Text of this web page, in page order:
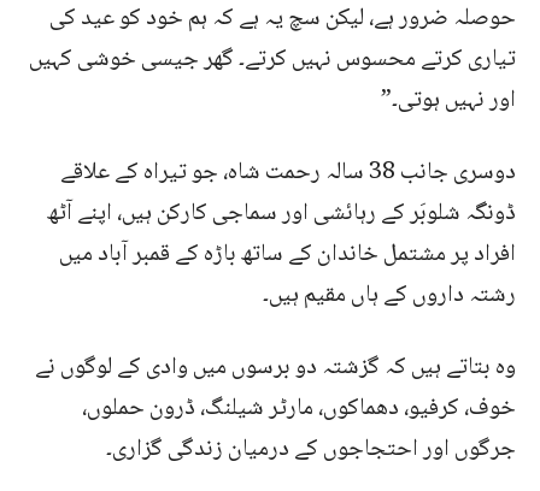
حوصلہ ضرور ہے، لیکن سچ یہ ہے کہ ہم خود کو عید کی
تیاری کرتے محسوس نہیں کرتے۔ گھر جیسی خوشی کہیں
اور نہیں ہوتی۔”
دوسری جانب 38 سالہ رحمت شاہ، جو تیراہ کے علاقے
ڈونگہ شلوبَر کے رہائشی اور سماجی کارکن ہیں، اپنے آٹھ
افراد پر مشتمل خاندان کے ساتھ باڑہ کے قمبر آباد میں
رشتہ داروں کے ہاں مقیم ہیں۔
وہ بتاتے ہیں کہ گزشتہ دو برسوں میں وادی کے لوگوں نے
خوف، کرفیو، دھماکوں، مارٹر شیلنگ، ڈرون حملوں،
جرگوں اور احتجاجوں کے درمیان زندگی گزاری۔